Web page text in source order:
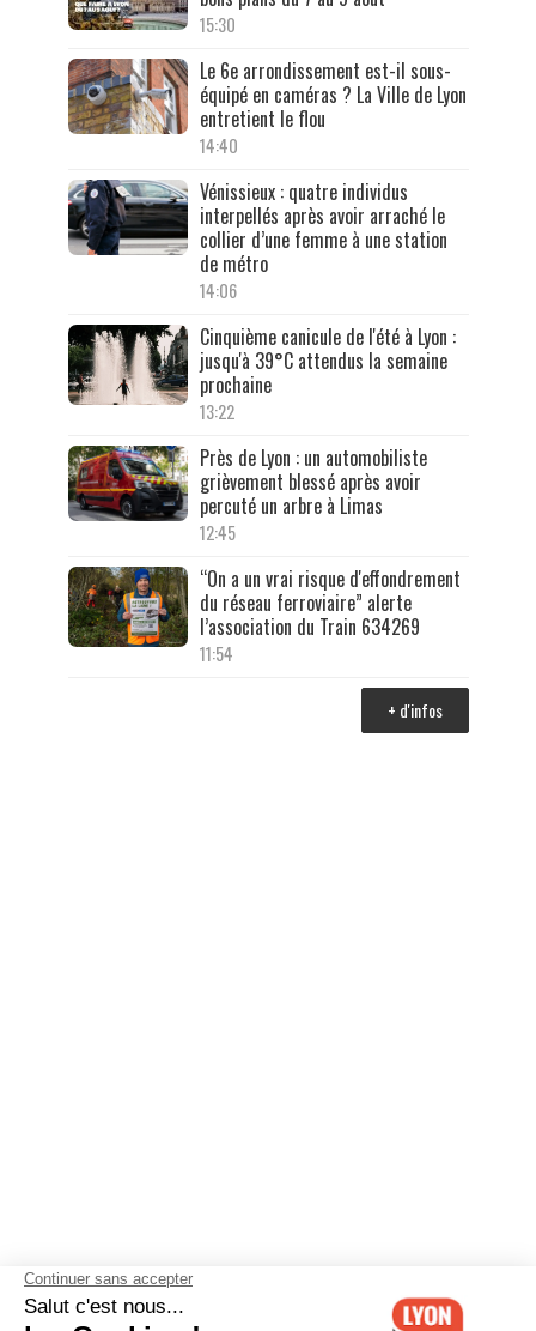
15:30
Le 6e arrondissement est-il sous-
équipé en caméras ? La Ville de Lyon
entretient le flou
14:40
Vénissieux : quatre individus
interpellés après avoir arraché le
collier d’une femme à une station
de métro
14:06
Cinquième canicule de l'été à Lyon :
jusqu'à 39°C attendus la semaine
prochaine
13:22
Près de Lyon : un automobiliste
grièvement blessé après avoir
percuté un arbre à Limas
12:45
“On a un vrai risque d'effondrement
du réseau ferroviaire” alerte
l’association du Train 634269
11:54
+ d'infos